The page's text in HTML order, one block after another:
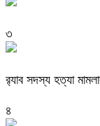
৩
র‌্যাব সদস্য হত্যা
৪